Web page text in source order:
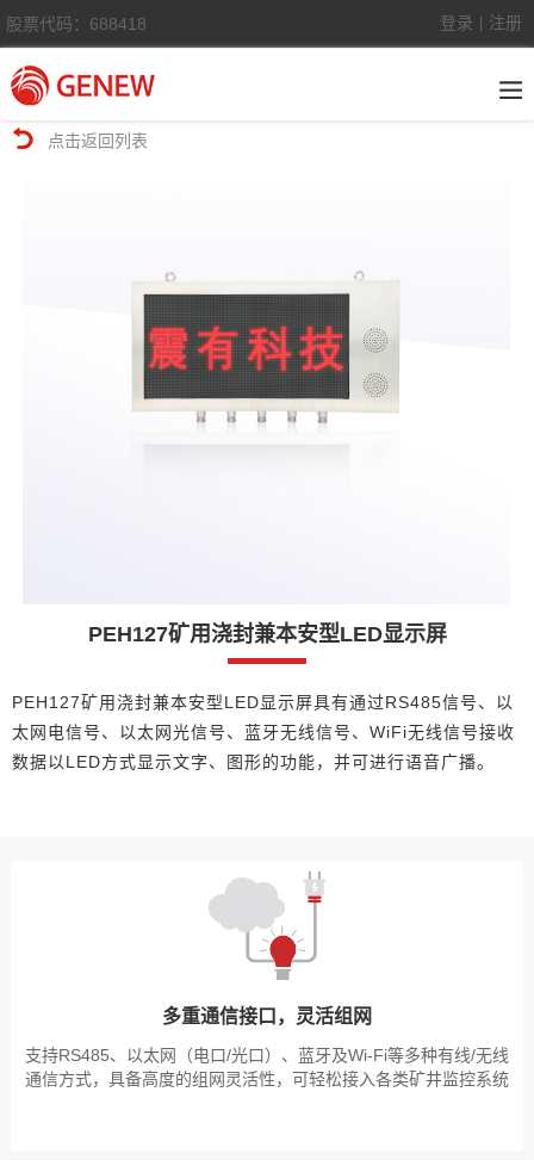
股票代码：688418 登录 注册
点击返回列表
PEH127矿用浇封兼本安型LED显示屏
PEH127矿用浇封兼本安型LED显示屏具有通过RS485信号、以
太网电信号、以太网光信号、蓝牙无线信号、WiFi无线信号接收
数据以LED方式显示文字、图形的功能，并可进行语音广播。
多重通信接口，灵活组网
支持RS485、以太网（电口/光口）、蓝牙及Wi-Fi等多种有线/无线
通信方式，具备高度的组网灵活性，可轻松接入各类矿井监控系统